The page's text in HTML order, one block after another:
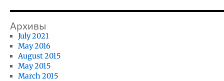
Архивы
July 2021
May 2016
August 2015
May 2015
March 2015